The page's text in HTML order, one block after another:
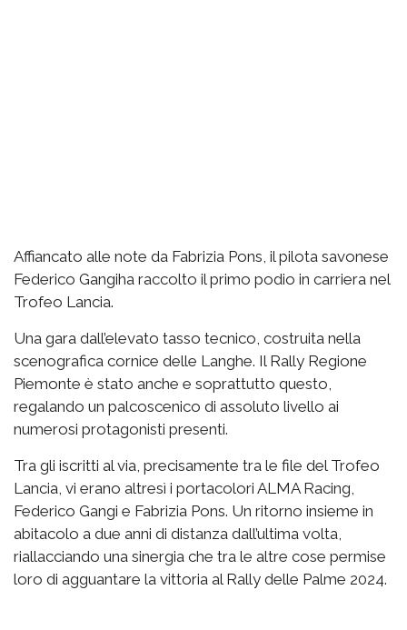
Affiancato alle note da Fabrizia Pons, il pilota savonese
Federico Gangiha raccolto il primo podio in carriera nel
Trofeo Lancia.
Una gara dall’elevato tasso tecnico, costruita nella
scenografica cornice delle Langhe. Il Rally Regione
Piemonte è stato anche e soprattutto questo,
regalando un palcoscenico di assoluto livello ai
numerosi protagonisti presenti.
Tra gli iscritti al via, precisamente tra le file del Trofeo
Lancia, vi erano altresì i portacolori ALMA Racing,
Federico Gangi e Fabrizia Pons. Un ritorno insieme in
abitacolo a due anni di distanza dall’ultima volta,
riallacciando una sinergia che tra le altre cose permise
loro di agguantare la vittoria al Rally delle Palme 2024.